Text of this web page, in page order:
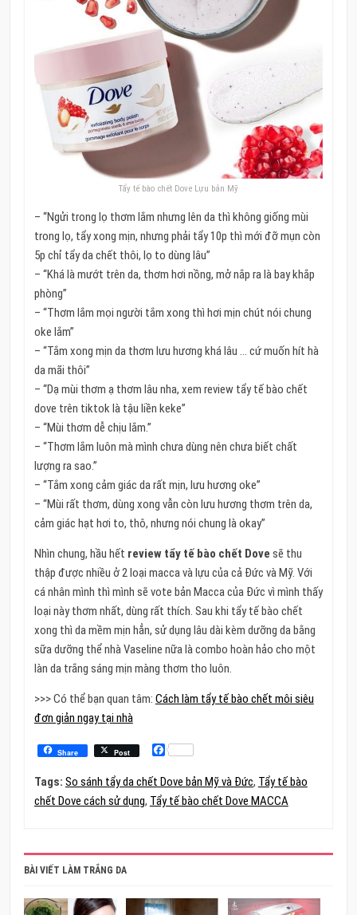
Tẩy tế bào chết Dove Lựu bản Mỹ
– “Ngửi trong lọ thơm lắm nhưng lên da thì không giống mùi
trong lọ, tẩy xong mịn, nhưng phải tẩy 10p thì mới đỡ mụn còn
5p chỉ tẩy da chết thôi, lọ to dùng lâu”
– “Khá là mướt trên da, thơm hơi nồng, mở nắp ra là bay khắp
phòng”
– “Thơm lắm mọi người tắm xong thì hơi mịn chút nói chung
oke lắm”
– “Tắm xong mịn da thơm lưu hương khá lâu … cứ muốn hít hà
da mãi thôi”
– “Dạ mùi thơm ạ thơm lâu nha, xem review tẩy tế bào chết
dove trên tiktok là tậu liền keke”
– “Mùi thơm dễ chịu lắm.”
– “Thơm lắm luôn mà mình chưa dùng nên chưa biết chất
lượng ra sao.”
– “Tắm xong cảm giác da rất mịn, lưu hương oke”
– “Mùi rất thơm, dùng xong vẫn còn lưu hương thơm trên da,
cảm giác hạt hơi to, thô, nhưng nói chung là okay”
Nhìn chung, hầu hết review tẩy tế bào chết Dove sẽ thu
thập được nhiều ở 2 loại macca và lựu của cả Đức và Mỹ. Với
cá nhân mình thì mình sẽ vote bản Macca của Đức vì mình thấy
loại này thơm nhất, dùng rất thích. Sau khi tẩy tế bào chết
xong thì da mềm mịn hẳn, sử dụng lâu dài kèm dưỡng da bằng
sữa dưỡng thể nhà Vaseline nữa là combo hoàn hảo cho một
làn da trắng sáng mịn màng thơm tho luôn.
>>> Có thể bạn quan tâm: Cách làm tẩy tế bào chết môi siêu
đơn giản ngay tại nhà
Share Post Facebook
Tags: So sánh tẩy da chết Dove bản Mỹ và Đức, Tẩy tế bào
chết Dove cách sử dụng, Tẩy tế bào chết Dove MACCA
BÀI VIẾT LÀM TRẮNG DA